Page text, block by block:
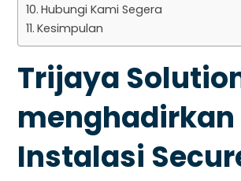
Hubungi Kami Segera
Kesimpulan
Trijaya
menghadirkan
Instalasi